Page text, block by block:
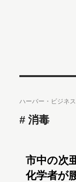
ハーバー・ビジネ
消毒
市中の次
化学者が